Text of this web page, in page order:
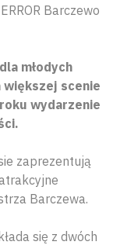
Barczewo
młodych
większej scenie
wydarzenie
zaprezentują
Barczewa.
się z dwóch